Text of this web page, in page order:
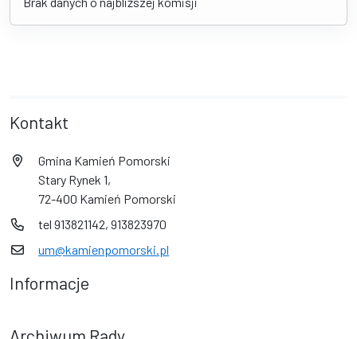
Kontakt
Gmina Kamień Pomorski
Stary Rynek 1,
72-400 Kamień Pomorski
tel 913821142, 913823970
um@kamienpomorski.pl
Informacje